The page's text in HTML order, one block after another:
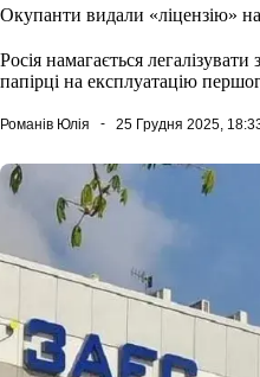
Окупанти видали «ліцензію»
Росія намагається
папірці на експлуатацію
Романів Юлія 25 Грудня 2025,